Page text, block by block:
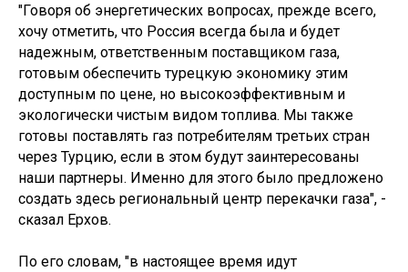
"Говоря об энергетических вопросах, прежде всего,
хочу отметить, что Россия всегда была и будет
надежным, ответственным поставщиком газа,
готовым обеспечить турецкую экономику этим
доступным по цене, но высокоэффективным и
экологически чистым видом топлива. Мы также
готовы поставлять газ потребителям третьих стран
через Турцию, если в этом будут заинтересованы
наши партнеры. Именно для этого было предложено
создать здесь региональный центр перекачки газа", -
сказал Ерхов.
По его словам, "в настоящее время идут